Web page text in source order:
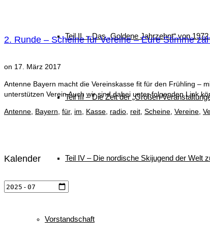
Teil II – Das „Goldene Jahrzehnt“ von
Teil III – Die Zeit der „Großen
Teil IV – Die nordische Skijugend der Welt
Vorstandschaft
2. Runde – Scheine für Vereine – Eure Stimme
on 17. März 2017
Antenne Bayern macht die Vereinskasse fit für den Frühling –
unterstützen Verein Auch wir sind dabei unter folgenden Link
Antenne Bayern für, im Kasse radio reit Scheine Vereine
Kalender